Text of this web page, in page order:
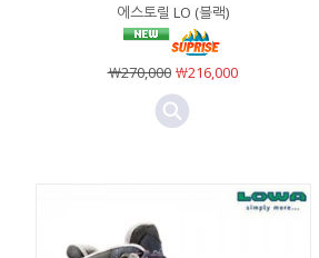
에스토릴 LO (블랙)
￦270,000￦216,000